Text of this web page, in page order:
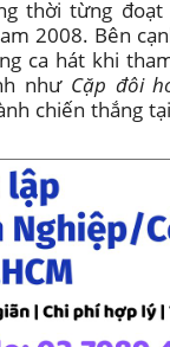
thời từng đoạt
2008. Bên
ca hát khi
như Cặp đôi
chiến thắng